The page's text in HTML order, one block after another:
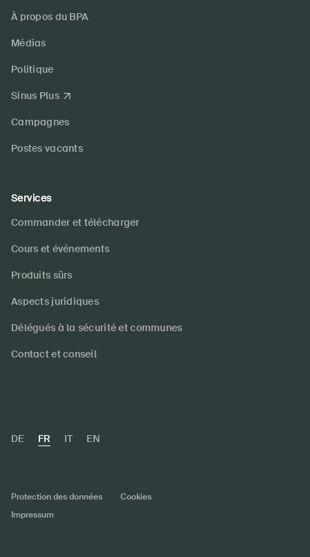
À propos du BPA
Médias
Politique
Sinus Plus
Campagnes
Postes vacants
Services
Commander et télécharger
Cours et événements
Produits sûrs
Aspects juridiques
Délégués à la sécurité et communes
Contact et conseil
DE FR IT EN
Protection des données
Cookies
Impressum